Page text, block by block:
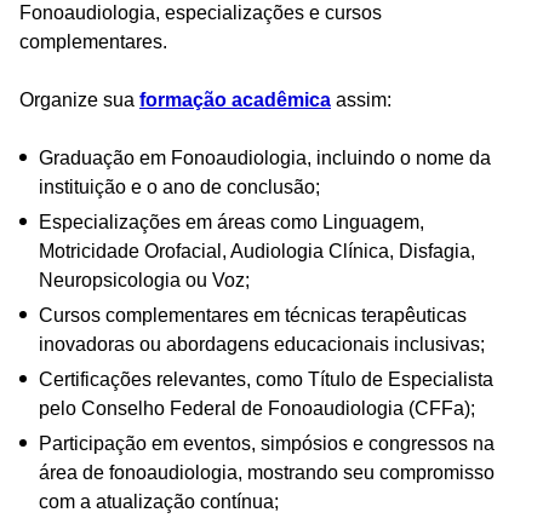
Fonoaudiologia, especializações e cursos
complementares.
Organize sua formação acadêmica assim:
Graduação em Fonoaudiologia, incluindo o nome da
instituição e o ano de conclusão;
Especializações em áreas como Linguagem,
Motricidade Orofacial, Audiologia Clínica, Disfagia,
Neuropsicologia ou Voz;
Cursos complementares em técnicas terapêuticas
inovadoras ou abordagens educacionais inclusivas;
Certificações relevantes, como Título de Especialista
pelo Conselho Federal de Fonoaudiologia (CFFa);
Participação em eventos, simpósios e congressos na
área de fonoaudiologia, mostrando seu compromisso
com a atualização contínua;